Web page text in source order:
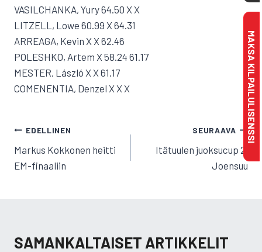
VASILCHANKA, Yury 64.50 X X
LITZELL, Lowe 60.99 X 64.31
ARREAGA, Kevin X X 62.46
POLESHKO, Artem X 58.24 61.17
MESTER, László X X 61.17
COMENENTIA, Denzel X X X
ARTIKKELIEN
SELAUS
EDELLINEN
Markus Kokkonen heitti
EM-finaaliin
SEURAAVA
Itätuulen juoksucup 2,
Joensuu
SAMANKALTAISET ARTIKKELIT
MAKSA KILPAILULISENSSI